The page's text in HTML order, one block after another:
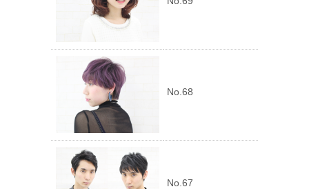
No.68
No.67